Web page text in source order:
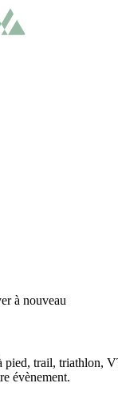
à nouveau
pied, trail, triathlon,
évènement.